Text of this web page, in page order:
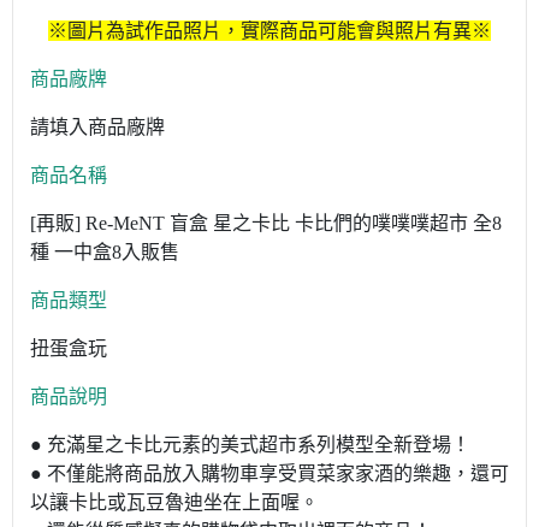
※圖片為試作品照片，實際商品可能會與照片有異※
商品廠牌
請填入商品廠牌
商品名稱
[再販] Re-MeNT 盲盒 星之卡比 卡比們的噗噗噗超市 全8
種 一中盒8入販售
商品類型
扭蛋盒玩
商品說明
● 充滿星之卡比元素的美式超市系列模型全新登場！
● 不僅能將商品放入購物車享受買菜家家酒的樂趣，還可
以讓卡比或瓦豆魯迪坐在上面喔。